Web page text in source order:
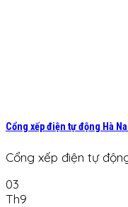
Cổng xếp điện tự động Hà
Cổng xếp điện tự
03
Th9